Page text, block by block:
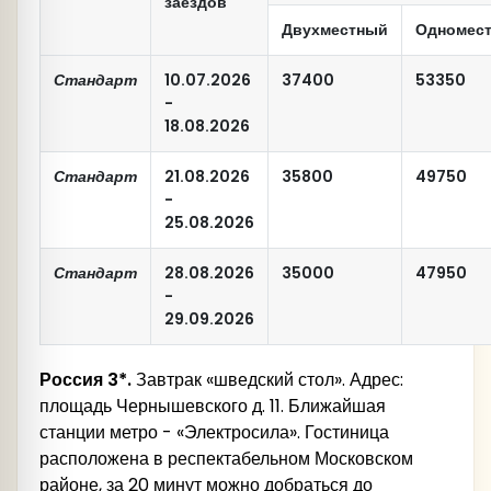
Московского
ст. метро «Площадь Восстания».
Двухместный
Стандарт
10.07.2026
-
18.08.2026
37400 53350
Стандарт
21.08.2026
-
25.08.2026
35800 49750
Стандарт
28.08.2026
-
29.09.2026
35000 47950
Россия 3*.Завтрак «шведский стол». Адрес:
площадь Чернышевского д. 11. Ближайшая
станции метро - «Электросила». Гостиница
расположена в респектабельном Московском
районе, за 20 минут можно добраться до